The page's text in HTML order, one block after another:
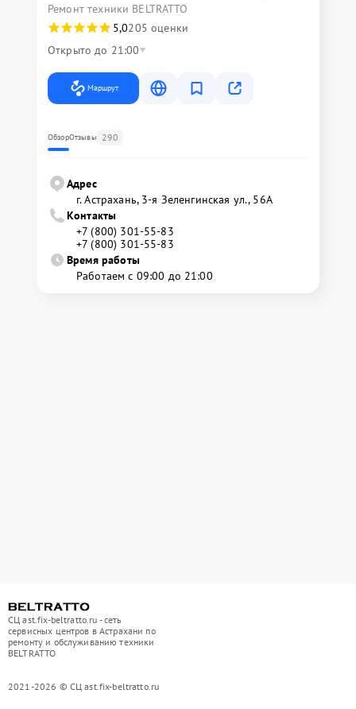
Ремонт техники BELTRATTO
5,0205 оценки
Открыто до 21:00
Маршрут
ОбзорОтзывы 290
Адрес
г. Астрахань, 3-я Зеленгинская ул., 56А
Контакты
+7 (800) 301-55-83
+7 (800) 301-55-83
Время работы
Работаем с 09:00 до 21:00
СЦ ast.fix-beltratto.ru - сеть
сервисных центров в Астрахани по
ремонту и обслуживанию техники
BELTRATTO
2021-2026 © СЦ ast.fix-beltratto.ru